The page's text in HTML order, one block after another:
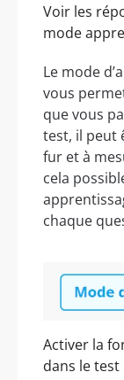
Voir les
mode
Le mode
vous
que vous
test, il peut
fur et à
cela
chaque
Activer la
dans le